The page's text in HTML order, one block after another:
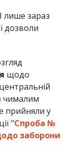
лише зараз
дозволи
щодо
чималим
прийняли у
“Спроба №
заборони